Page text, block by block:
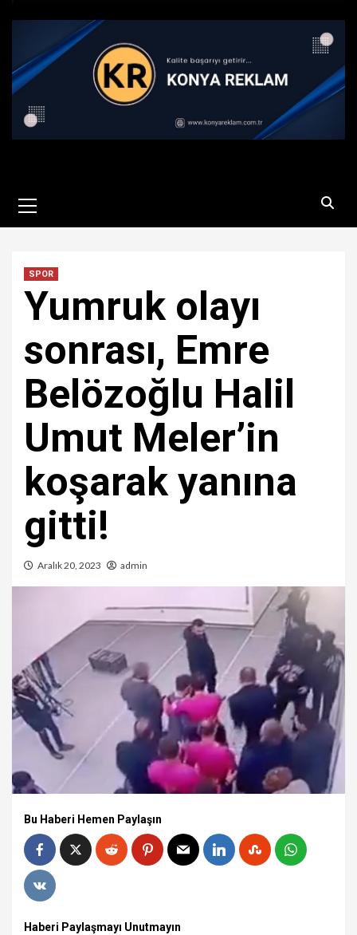
Menu
SPOR
Yumruk olayı
sonrası, Emre
Belözoğlu Halil
Umut Meler’in
koşarak yanına
gitti!
Aralık 20, 2023 admin
Bu Haberi Hemen Paylaşın
Haberi Paylaşmayı Unutmayın